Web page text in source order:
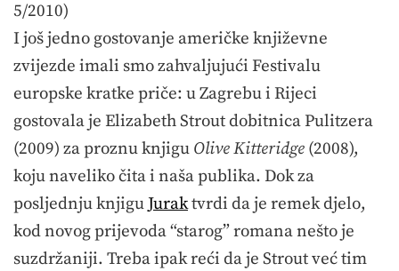
5/2010)
I još jedno gostovanje američke književne
zvijezde imali smo zahvaljujući Festivalu
europske kratke priče: u Zagrebu i Rijeci
gostovala je Elizabeth Strout dobitnica Pulitzera
(2009) za proznu knjigu Olive Kitteridge (2008),
koju naveliko čita i naša publika. Dok za
posljednju knjigu Juraktvrdi da je remek djelo,
kod novog prijevoda “starog” romana nešto je
suzdržaniji. Treba ipak reći da je Strout već tim